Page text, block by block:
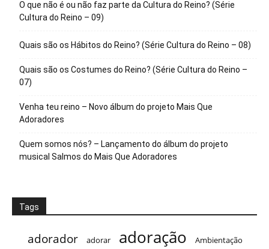
O que não é ou não faz parte da Cultura do Reino? (Série
Cultura do Reino – 09)
Quais são os Hábitos do Reino? (Série Cultura do Reino – 08)
Quais são os Costumes do Reino? (Série Cultura do Reino –
07)
Venha teu reino – Novo álbum do projeto Mais Que
Adoradores
Quem somos nós? – Lançamento do álbum do projeto
musical Salmos do Mais Que Adoradores
Tags
adorador adorar adoração Ambientação